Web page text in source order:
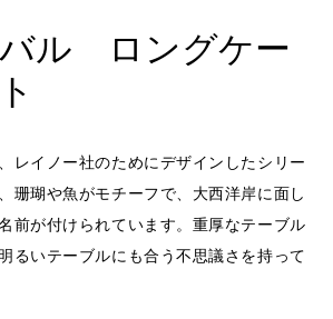
ル ロングケー
レイノー社のためにデザインしたシリー
珊瑚や魚がモチーフで、大西洋岸に面し
前が付けられています。重厚なテーブル
るいテーブルにも合う不思議さを持って